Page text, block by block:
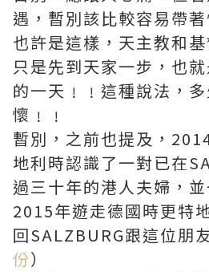
遇，暫別該比較容易帶著
也許是這樣，天主教和
只是先到天家一步，也
的一天﹗﹗這種說法，
懷﹗﹗
暫別，之前也提及，
地利時認識了一對已在
過三十年的港人夫婦，
2015年遊走德國時更特
回SALZBURG跟這位朋
份）